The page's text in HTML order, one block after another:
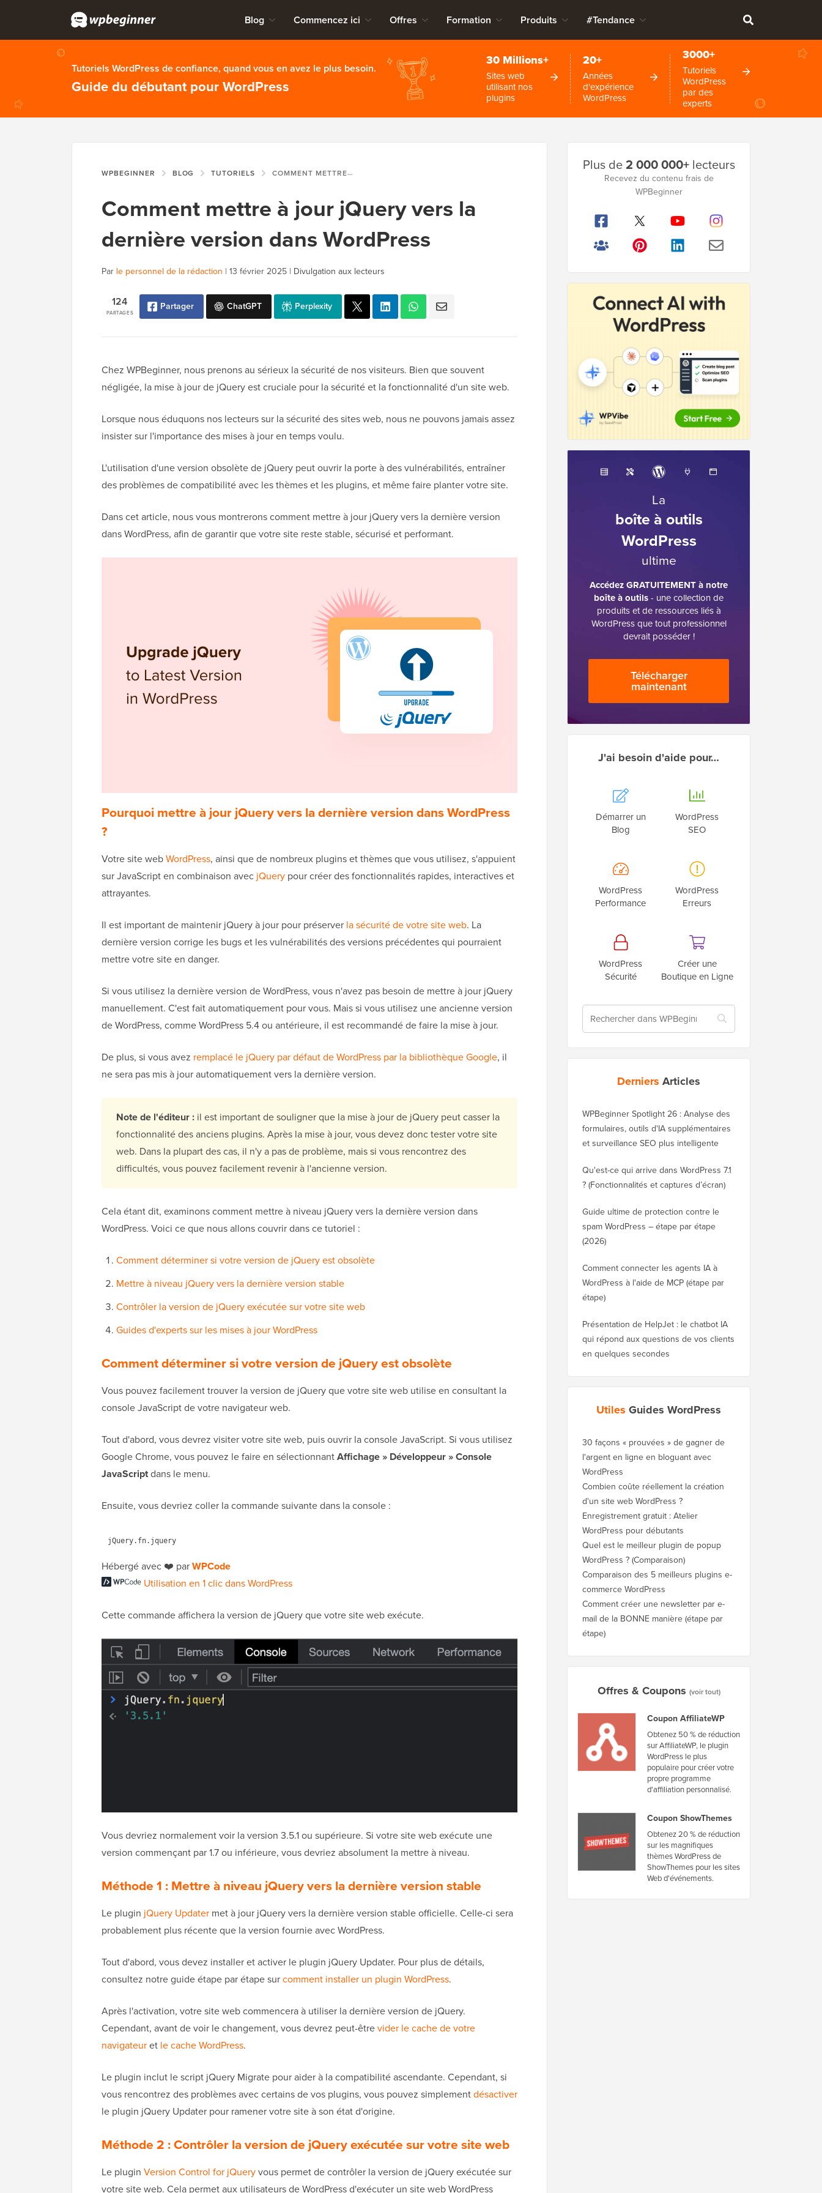
Blog Commencez ici Offres Formation Produits #Tendance
Tutoriels WordPress de confiance, quand vous en avez le plus besoin.
Guide du débutant pour WordPress
30 Millions+
Sites web
utilisant nos
plugins
20+
Années
d'expérience
WordPress
3000+
Tutoriels
WordPress
par des
experts
WPBEGINNER BLOG TUTORIELS COMMENT METTRE À JOUR JQUERY VERS LA DERNIÈRE VERSION DANS WORDPRESS
Comment mettre à jour jQuery vers la
dernière version dans WordPress
Par le personnel de la rédaction | 13 février 2025 | Divulgation aux lecteurs
PARTAGES
124 Partager ChatGPT Perplexity
Chez WPBeginner, nous prenons au sérieux la sécurité de nos visiteurs. Bien que souvent
négligée, la mise à jour de jQuery est cruciale pour la sécurité et la fonctionnalité d'un site web.
Lorsque nous éduquons nos lecteurs sur la sécurité des sites web, nous ne pouvons jamais assez
insister sur l'importance des mises à jour en temps voulu.
L'utilisation d'une version obsolète de jQuery peut ouvrir la porte à des vulnérabilités, entraîner
des problèmes de compatibilité avec les thèmes et les plugins, et même faire planter votre site.
Dans cet article, nous vous montrerons comment mettre à jour jQuery vers la dernière version
dans WordPress, afin de garantir que votre site reste stable, sécurisé et performant.
Pourquoi mettre à jour jQuery vers la dernière version dans WordPress
?
Votre site webWordPress, ainsi que de nombreux plugins et thèmes que vous utilisez, s'appuient
sur JavaScript en combinaison avec jQuery pour créer des fonctionnalités rapides, interactives et
attrayantes.
Il est important de maintenir jQuery à jour pour préserver la sécurité de votre site web. La
dernière version corrige les bugs et les vulnérabilités des versions précédentes qui pourraient
mettre votre site en danger.
Si vous utilisez la dernière version de WordPress, vous n'avez pas besoin de mettre à jour jQuery
manuellement. C'est fait automatiquement pour vous. Mais si vous utilisez une ancienne version
de WordPress, comme WordPress 5.4 ou antérieure, il est recommandé de faire la mise à jour.
De plus, si vous avez remplacé le jQuery par défaut de WordPress par la bibliothèque Google, il
ne sera pas mis à jour automatiquement vers la dernière version.
Note de l'éditeur : il est important de souligner que la mise à jour de jQuery peut casser la
fonctionnalité des anciens plugins. Après la mise à jour, vous devez donc tester votre site
web. Dans la plupart des cas, il n'y a pas de problème, mais si vous rencontrez des
difficultés, vous pouvez facilement revenir à l'ancienne version.
Cela étant dit, examinons comment mettre à niveau jQuery vers la dernière version dans
WordPress. Voici ce que nous allons couvrir dans ce tutoriel :
Comment déterminer si votre version de jQuery est obsolète
Mettre à niveau jQuery vers la dernière version stable
Contrôler la version de jQuery exécutée sur votre site web
Guides d'experts sur les mises à jour WordPress
Comment déterminer si votre version de jQuery est obsolète
Vous pouvez facilement trouver la version de jQuery que votre site web utilise en consultant la
console JavaScript de votre navigateur web.
Tout d'abord, vous devrez visiter votre site web, puis ouvrir la console JavaScript. Si vous utilisez
Google Chrome, vous pouvez le faire en sélectionnantAffichage » Développeur » Console
JavaScriptdans le menu.
Ensuite, vous devriez coller la commande suivante dans la console :
jQuery.fn.jquery
Hébergé avec ❤️ parWPCode
Utilisation en 1 clic dans WordPress
Cette commande affichera la version de jQuery que votre site web exécute.
Vous devriez normalement voir la version 3.5.1 ou supérieure. Si votre site web exécute une
version commençant par 1.7 ou inférieure, vous devriez absolument la mettre à niveau.
Méthode 1 : Mettre à niveau jQuery vers la dernière version stable
Le plugin jQuery Updater met à jour jQuery vers la dernière version stable officielle. Celle-ci sera
probablement plus récente que la version fournie avec WordPress.
Tout d'abord, vous devez installer et activer le plugin jQuery Updater. Pour plus de détails,
consultez notre guide étape par étape surcomment installer un plugin WordPress.
Après l'activation, votre site web commencera à utiliser la dernière version de jQuery.
Cependant, avant de voir le changement, vous devrez peut-êtrevider le cache de votre
navigateuret le cache WordPress.
Le plugin inclut le script jQuery Migrate pour aider à la compatibilité ascendante. Cependant, si
vous rencontrez des problèmes avec certains de vos plugins, vous pouvez simplementdésactiver
le plugin jQuery Updater pour ramener votre site à son état d'origine.
Méthode 2 : Contrôler la version de jQuery exécutée sur votre site web
Le plugin Version Control for jQueryvous permet de contrôler la version de jQuery exécutée sur
votre site web. Cela permet aux utilisateurs de WordPress d'exécuter un site web WordPress
latérale
Plus de2 000 000+lecteurs
Recevez du contenu frais de
WPBeginner
La
boîte à outils
WordPress
ultime
Accédez GRATUITEMENT à notre
boîte à outils- une collection de
produits et de ressources liés à
WordPress que tout professionnel
devrait posséder !
Télécharger
maintenant
J'ai besoin d'aide pour…
Démarrer un
Blog
WordPress
SEO
WordPress
Performance
WordPress
Erreurs
WordPress
Sécurité
Créer une
Boutique en Ligne
Derniers Articles
WPBeginner Spotlight 26 : Analyse des
formulaires, outils d'IA supplémentaires
et surveillance SEO plus intelligente
Qu'est-ce qui arrive dans WordPress 7.1
? (Fonctionnalités et captures d’écran)
Guide ultime de protection contre le
spam WordPress – étape par étape
(2026)
Comment connecter les agents IA à
WordPress à l'aide de MCP (étape par
étape)
Présentation de HelpJet : le chatbot IA
qui répond aux questions de vos clients
en quelques secondes
Utiles Guides WordPress
30 façons « prouvées » de gagner de
l'argent en ligne en bloguant avec
WordPress
Combien coûte réellement la création
d'un site web WordPress ?
Enregistrement gratuit : Atelier
WordPress pour débutants
Quel est le meilleur plugin de popup
WordPress ? (Comparaison)
Comparaison des 5 meilleurs plugins e-
commerce WordPress
Comment créer une newsletter par e-
mail de la BONNE manière (étape par
étape)
Offres & Coupons (voir tout)
Coupon AffiliateWP
Obtenez 50 % de réduction
sur AffiliateWP, le plugin
WordPress le plus
populaire pour créer votre
propre programme
d'affiliation personnalisé.
Coupon ShowThemes
Obtenez 20 % de réduction
sur les magnifiques
thèmes WordPress de
ShowThemes pour les sites
Web d'événements.